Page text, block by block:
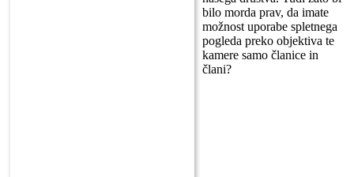
bilo morda prav, da imate
možnost uporabe spletnega
pogleda preko objektiva te
kamere samo članice in
člani?